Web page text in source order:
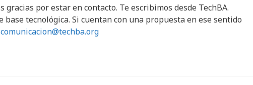
gracias por estar en contacto. Te escribimos desde TechBA.
tecnológica. Si cuentan con una propuesta en ese sentido
comunicacion@techba.org